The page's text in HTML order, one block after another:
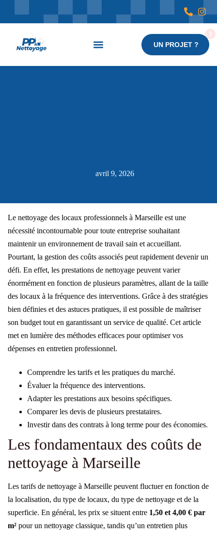
UN PROJET ?
avril 9, 2026
Le nettoyage des locaux professionnels à Marseille est une
nécessité incontournable pour toute entreprise souhaitant
maintenir un environnement de travail sain et accueillant.
Pourtant, la gestion des coûts associés peut rapidement devenir un
défi. En effet, les prestations de nettoyage peuvent varier
énormément en fonction de plusieurs paramètres, allant de la taille
des locaux à la fréquence des interventions. Grâce à des stratégies
bien définies et des astuces pratiques, il est possible de maîtriser
son budget tout en garantissant un service de qualité. Cet article
met en lumière des méthodes efficaces pour optimiser vos
dépenses en entretien professionnel.
Comprendre les tarifs et les pratiques du marché.
Évaluer la fréquence des interventions.
Adapter les prestations aux besoins spécifiques.
Comparer les devis de plusieurs prestataires.
Investir dans des contrats à long terme pour des économies.
Les fondamentaux des coûts de
nettoyage à Marseille
Les tarifs de nettoyage à Marseille peuvent fluctuer en fonction de
la localisation, du type de locaux, du type de nettoyage et de la
superficie. En général, les prix se situent entre 1,50 et 4,00 € par
m² pour un nettoyage classique, tandis qu’un entretien plus